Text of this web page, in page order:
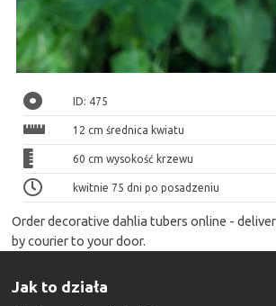
ID: 475
12 cm średnica kwiatu
60 cm wysokość krzewu
kwitnie 75 dni po posadzeniu
Order decorative dahlia tubers online -
by courier to your door.
Jak to działa